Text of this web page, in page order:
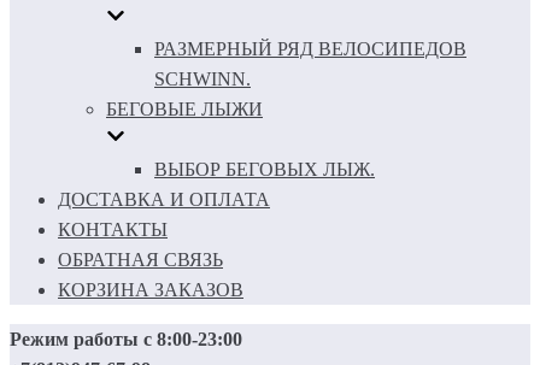
РАЗМЕРНЫЙ РЯД ВЕЛОСИПЕДОВ
SCHWINN.
БЕГОВЫЕ ЛЫЖИ
ВЫБОР БЕГОВЫХ ЛЫЖ.
ДОСТАВКА И ОПЛАТА
КОНТАКТЫ
ОБРАТНАЯ СВЯЗЬ
КОРЗИНА ЗАКАЗОВ
Режим работы с 8:00-23:00